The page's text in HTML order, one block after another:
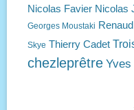
Nicolas Favier Nicolas
Georges Moustaki Renaud
Skye Thierry Cadet
chezleprêtre